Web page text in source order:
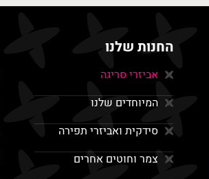
החנות שלנו
אביזרי סריגה
המיוחדים שלנו
סידקית ואביזרי תפירה
צמר וחוטים אחרים